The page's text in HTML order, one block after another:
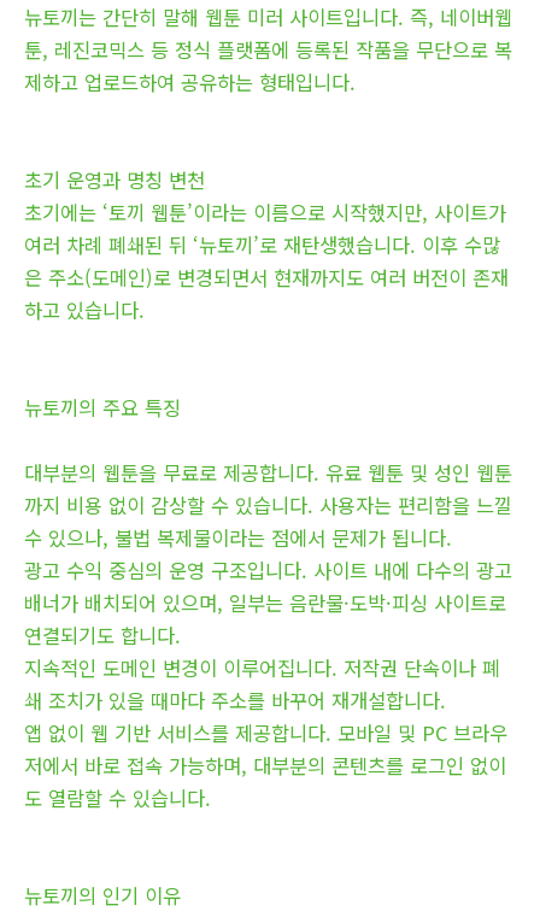
뉴토끼는 간단히 말해 웹툰 미러 사이트입니다. 즉, 네이버웹
툰, 레진코믹스 등 정식 플랫폼에 등록된 작품을 무단으로 복
제하고 업로드하여 공유하는 형태입니다.
초기 운영과 명칭 변천
초기에는 ‘토끼 웹툰’이라는 이름으로 시작했지만, 사이트가
여러 차례 폐쇄된 뒤 ‘뉴토끼’로 재탄생했습니다. 이후 수많
은 주소(도메인)로 변경되면서 현재까지도 여러 버전이 존재
하고 있습니다.
뉴토끼의 주요 특징
대부분의 웹툰을 무료로 제공합니다. 유료 웹툰 및 성인 웹툰
까지 비용 없이 감상할 수 있습니다. 사용자는 편리함을 느낄
수 있으나, 불법 복제물이라는 점에서 문제가 됩니다.
광고 수익 중심의 운영 구조입니다. 사이트 내에 다수의 광고
배너가 배치되어 있으며, 일부는 음란물·도박·피싱 사이트로
연결되기도 합니다.
지속적인 도메인 변경이 이루어집니다. 저작권 단속이나 폐
쇄 조치가 있을 때마다 주소를 바꾸어 재개설합니다.
앱 없이 웹 기반 서비스를 제공합니다. 모바일 및 PC 브라우
저에서 바로 접속 가능하며, 대부분의 콘텐츠를 로그인 없이
도 열람할 수 있습니다.
뉴토끼의 인기 이유